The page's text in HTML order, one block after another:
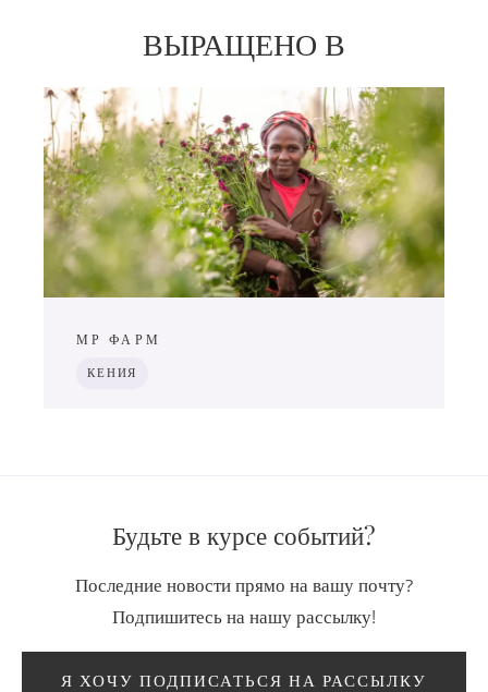
ВЫРАЩЕНО В
МР ФАРМ
КЕНИЯ
Будьте в курсе событий?
Последние новости прямо на вашу почту?
Подпишитесь на нашу рассылку!
Я ХОЧУ ПОДПИСАТЬСЯ НА РАССЫЛКУ